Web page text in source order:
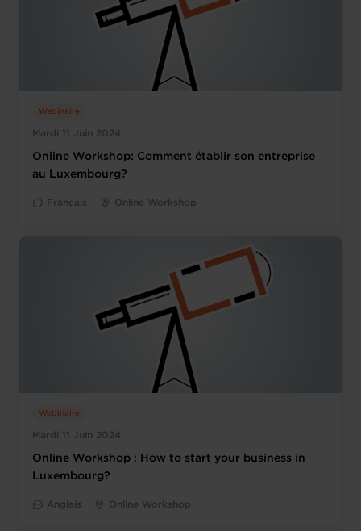
Mardi 11 Juin 2024
Webinaire
Online Workshop: Comment établir son entreprise
au Luxembourg?
Français Online Workshop
Mardi 11 Juin 2024
Webinaire
Online Workshop : How to start your business in
Luxembourg?
Anglais Online Workshop